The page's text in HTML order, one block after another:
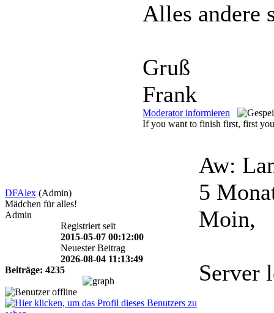
Alles andere
Gruß
Frank
Moderator informieren
If you want to finish first, first
DFAlex (Admin)
Mädchen für alles!
Admin
Registriert seit
2015-05-07 00:12:00
Neuester Beitrag
2026-08-04 11:13:49
Beiträge: 4235
Aw:
5
Moin,
Server